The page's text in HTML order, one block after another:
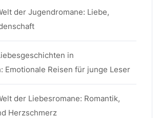
der Jugendromane: Liebe,
in
Emotionale Reisen für junge Leser
der Liebesromane: Romantik,
Herzschmerz